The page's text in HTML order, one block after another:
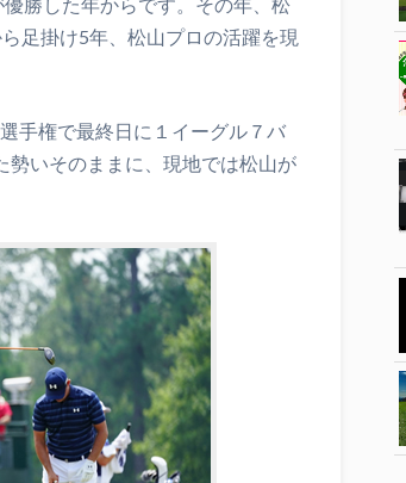
足掛け5年、松山プロの活躍を現
手権で最終日に１イーグル７バ
勢いそのままに、現地では松山が